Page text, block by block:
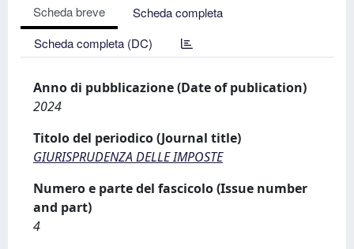
Scheda breve
Scheda completa
Scheda completa (DC)
Anno di pubblicazione (Date of publication)
2024
Titolo del periodico (Journal title)
GIURISPRUDENZA DELLE IMPOSTE
Numero e parte del fascicolo (Issue number
and part)
4